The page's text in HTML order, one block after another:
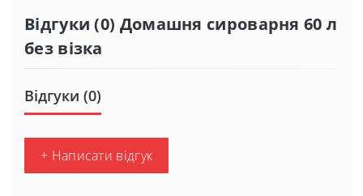
Відгуки (0) Домашня сироварня 60 л
без візка
Відгуки (0)
+ Написати відгук